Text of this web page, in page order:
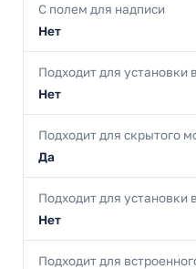
С полем для надписи
Нет
Подходит для установки
Нет
Подходит для скрытого
Да
Подходит для установки
Нет
Подходит для